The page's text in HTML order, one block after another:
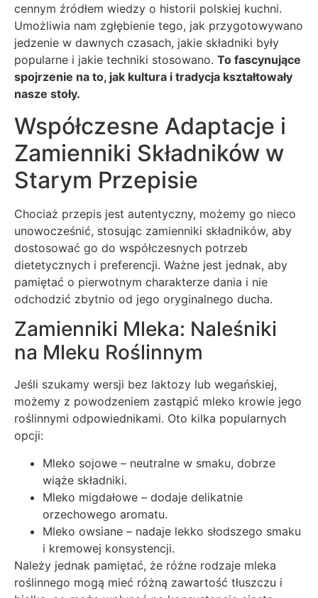
cennym źródłem wiedzy o historii polskiej kuchni.
Umożliwia nam zgłębienie tego, jak przygotowywano
jedzenie w dawnych czasach, jakie składniki były
popularne i jakie techniki stosowano. To fascynujące
spojrzenie na to, jak kultura i tradycja kształtowały
nasze stoły.
Współczesne Adaptacje i
Zamienniki Składników w
Starym Przepisie
Chociaż przepis jest autentyczny, możemy go nieco
unowocześnić, stosując zamienniki składników, aby
dostosować go do współczesnych potrzeb
dietetycznych i preferencji. Ważne jest jednak, aby
pamiętać o pierwotnym charakterze dania i nie
odchodzić zbytnio od jego oryginalnego ducha.
Zamienniki Mleka: Naleśniki
na Mleku Roślinnym
Jeśli szukamy wersji bez laktozy lub wegańskiej,
możemy z powodzeniem zastąpić mleko krowie jego
roślinnymi odpowiednikami. Oto kilka popularnych
opcji:
Mleko sojowe – neutralne w smaku, dobrze
wiąże składniki.
Mleko migdałowe – dodaje delikatnie
orzechowego aromatu.
Mleko owsiane – nadaje lekko słodszego smaku
i kremowej konsystencji.
Należy jednak pamiętać, że różne rodzaje mleka
roślinnego mogą mieć różną zawartość tłuszczu i